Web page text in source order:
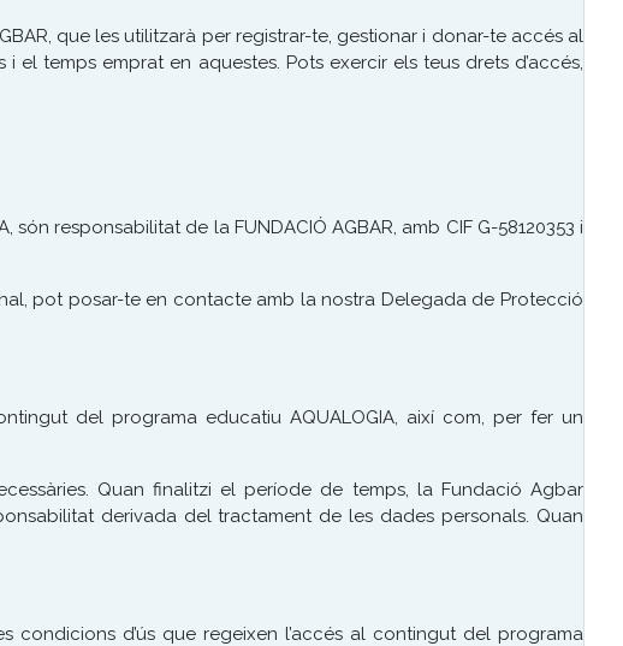
que les utilitzarà per registrar-te, gestionar i donar-te accés al
temps emprat en aquestes. Pots exercir els teus drets d’accés,
responsabilitat de la FUNDACIÓ AGBAR, amb CIF G-58120353 i
pot posar-te en contacte amb la nostra Delegada de Protecció
del programa educatiu AQUALOGIA, així com, per fer un
Quan finalitzi el període de temps, la Fundació Agbar
derivada del tractament de les dades personals. Quan
condicions d’ús que regeixen l’accés al contingut del programa